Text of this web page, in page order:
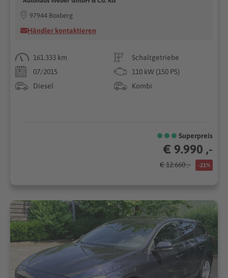
97944 Boxberg
Händler kontaktieren
161.333 km
Schaltgetriebe
07/2015
110 kW (150 PS)
Diesel
Kombi
Superpreis
€ 9.990 ,-
€ 12.660 ,- -21%